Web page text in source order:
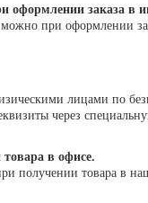
заказа в
при оформлении
лицами по
через
в офисе.
получении товара в